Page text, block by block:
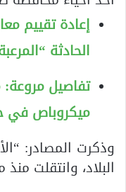
إعادة تقييم
الحادثة
تفاصيل
ميكروباص في
وذكرت المصادر:
البلاد، وانتقلت